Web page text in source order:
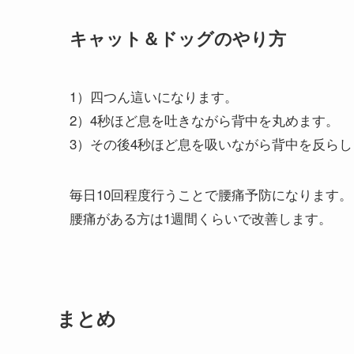
キャット＆ドッグのやり方
1）四つん這いになります。
2）4秒ほど息を吐きながら背中を丸めます。
3）その後4秒ほど息を吸いながら背中を反ら
毎日10回程度行うことで腰痛予防になります。
腰痛がある方は1週間くらいで改善します。
まとめ